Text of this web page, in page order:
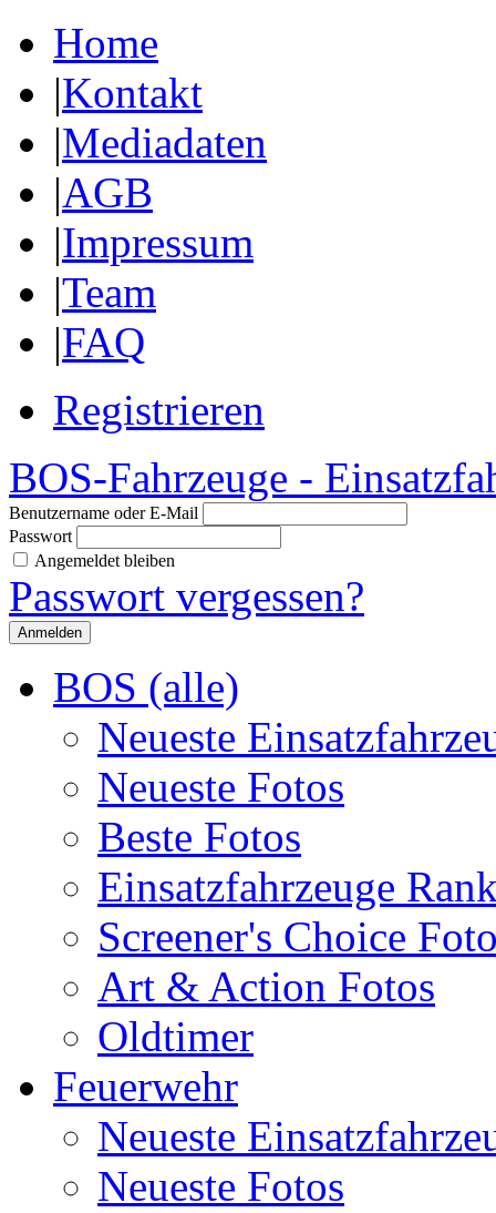
Home
|Kontakt
|Mediadaten
|AGB
|Impressum
|Team
|FAQ
Registrieren
BOS-Fahrzeuge -
Benutzername oder E-Mail
Passwort
Angemeldet bleiben
Passwort vergessen?
BOS (alle)
Neueste
Neueste Fotos
Beste Fotos
Einsatzfahrzeuge
Screener's Choice
Art & Action Fotos
Oldtimer
Feuerwehr
Neueste
Neueste Fotos